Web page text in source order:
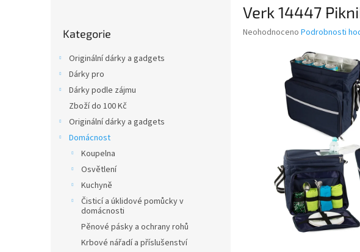
kategorie
Kategorie
Originální dárky a gadgets
Dárky pro
Dárky podle zájmu
Zboží do 100 Kč
Originální dárky a gadgets
Domácnost
Koupelna
Osvětlení
Kuchyně
Čisticí a úklidové pomůcky v
domácnosti
Pěnové pásky a ochrany rohů
Krbové nářadí a příslušenství
Verk 14447
Průměrné
Neohodnoceno Podrobnosti